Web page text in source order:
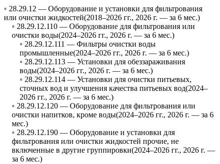
◦ 28.29.12 — Оборудование и установки для фильтрования
или очистки жидкостей(2018–2026 гг., 2026 г. — за 6 мес.)
◦ 28.29.12.110 — Оборудование для фильтрования или
очистки воды(2024–2026 гг., 2026 г. — за 6 мес.)
◦ 28.29.12.111 — Фильтры очистки воды
промышленные(2024–2026 гг., 2026 г. — за 6 мес.)
◦ 28.29.12.113 — Установки для обеззараживания
воды(2024–2026 гг., 2026 г. — за 6 мес.)
◦ 28.29.12.114 — Установки для очистки питьевых,
сточных вод и улучшения качества питьевых вод(2024–
2026 гг., 2026 г. — за 6 мес.)
◦ 28.29.12.120 — Оборудование для фильтрования или
очистки напитков, кроме воды(2024–2026 гг., 2026 г. — за 6
мес.)
◦ 28.29.12.190 — Оборудование и установки для
фильтрования или очистки жидкостей прочие, не
включенные в другие группировки(2024–2026 гг., 2026 г. —
за 6 мес.)